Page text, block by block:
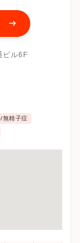
ビル6F
無精子症